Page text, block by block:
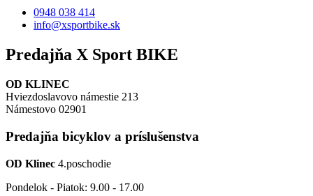
0948 038 414
info@xsportbike.sk
Predajňa X Sport BIKE
OD KLINEC
Hviezdoslavovo námestie 213
Námestovo 02901
Predajňa bicyklov a príslušenstva
OD Klinec 4.poschodie
Pondelok - Piatok: 9.00 - 17.00